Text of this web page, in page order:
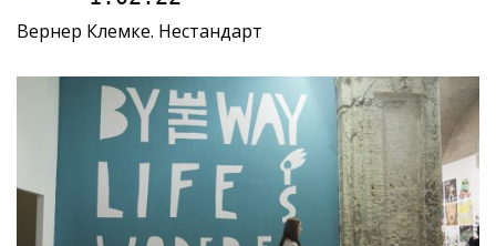
Вернер Клемке. Нестандарт